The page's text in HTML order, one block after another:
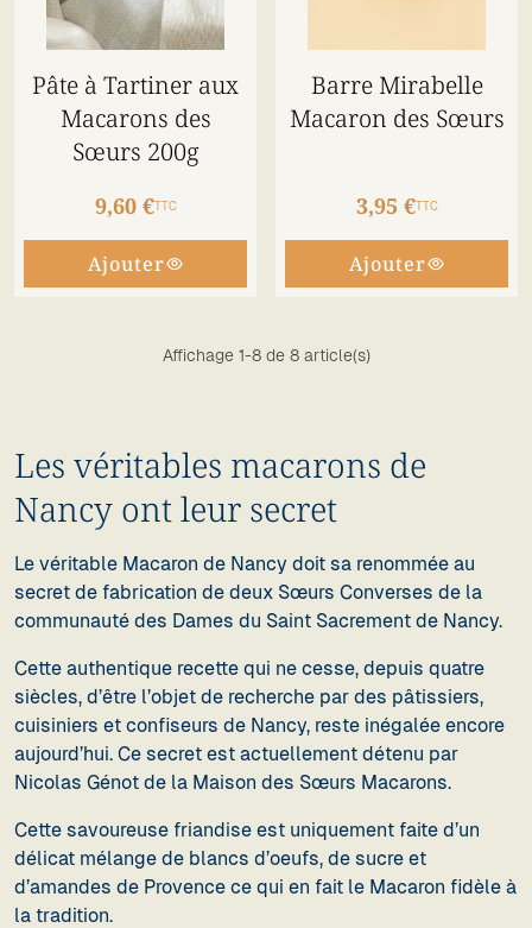
Pâte à Tartiner aux
Macarons des
Sœurs 200g
9,60 €TTC
Ajouter
Barre Mirabelle
Macaron des Sœurs
3,95 €TTC
Ajouter
Affichage 1-8 de 8 article(s)
Les véritables macarons de
Nancy ont leur secret
Le véritable Macaron de Nancy doit sa renommée au
secret de fabrication de deux Sœurs Converses de la
communauté des Dames du Saint Sacrement de Nancy.
Cette authentique recette qui ne cesse, depuis quatre
siècles, d’être l’objet de recherche par des pâtissiers,
cuisiniers et confiseurs de Nancy, reste inégalée encore
aujourd’hui. Ce secret est actuellement détenu par
Nicolas Génot de la Maison des Sœurs Macarons.
Cette savoureuse friandise est uniquement faite d’un
délicat mélange de blancs d’oeufs, de sucre et
d’amandes de Provence ce qui en fait le Macaron fidèle à
la tradition.